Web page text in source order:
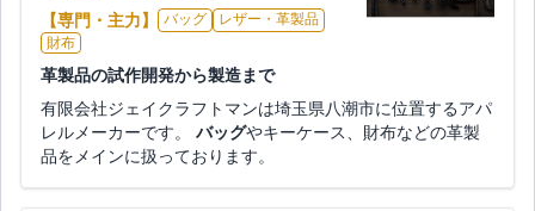
【専門・主力】
バッグ
レザー・革製品
財布
革製品の試作開発から製造まで
有限会社ジェイクラフトマンは埼玉県八潮市に位置するアパ
レルメーカーです。 バッグやキーケース、財布などの革製
品をメインに扱っております。